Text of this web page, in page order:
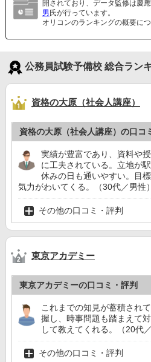
開されており、データ監修は慶
男 氏が行っています。
オリコンのランキングの概要に
公務員試験予備校 総合ラン
資格の大原（社会人講座）
資格の大原（社会人講座）の口コ
実績が豊富であり、資料や
に工夫されている。立地が
休みの日も通いやすい。目
気力がわいてくる。（30代／男性）
その他の口コミ・評判
東京アカデミー
東京アカデミーの口コミ・評判
これまでの知見が蓄積され
握し、時事問題も踏まえて
して教えてくれる。（20代／
その他の口コミ・評判